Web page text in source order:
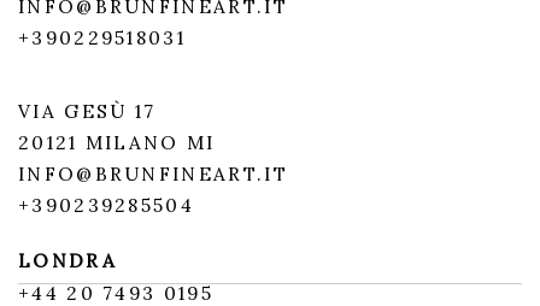
INFO@BRUNFINEART.IT
+390229518031
VIA GESÙ 17
20121 MILANO MI
INFO@BRUNFINEART.IT
+390239285504
LONDRA
+44 20 7493 0195